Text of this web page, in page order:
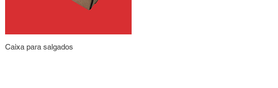
Caixa para salgados